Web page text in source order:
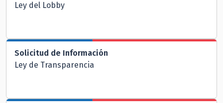
Ley del Lobby
Solicitud de Información
Ley de Transparencia